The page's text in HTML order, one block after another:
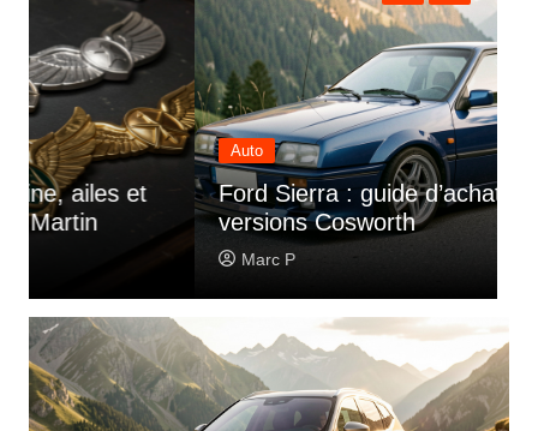
Auto
Ford Sierra : guide d’achat, moteurs et
versions Cosworth